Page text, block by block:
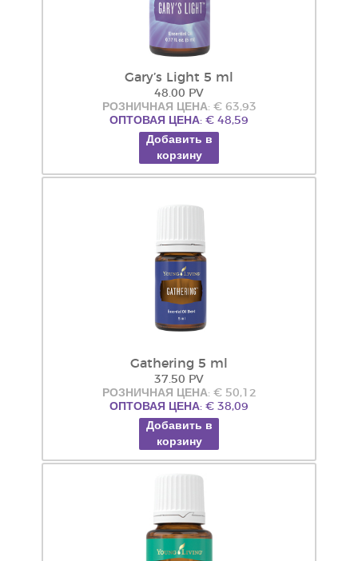
Gary’s Light 5 ml
48.00 PV
РОЗНИЧНАЯ ЦЕНА: € 63,93
ОПТОВАЯ ЦЕНА: € 48,59
Добавить в
корзину
Gathering 5 ml
37.50 PV
РОЗНИЧНАЯ ЦЕНА: € 50,12
ОПТОВАЯ ЦЕНА: € 38,09
Добавить в
корзину